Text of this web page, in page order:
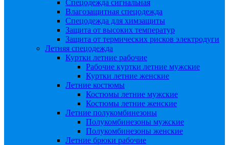
Спецодежда сигнальная
Влагозащитная спецодежда
Спецодежда для химзащиты
Защита от высоких температур
Защита от термических рисков электродуги
Летняя спецодежда
Куртки летние рабочие
Рабочие куртки летние мужские
Куртки летние женские
Летние костюмы
Костюмы летние мужские
Костюмы летние женские
Летние полукомбинезоны
Полукомбинезоны мужские
Полукомбинезоны женские
Летние брюки рабочие